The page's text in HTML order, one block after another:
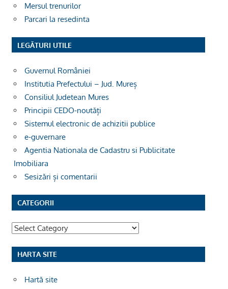
Mersul trenurilor
Parcari la resedinta
LEGĂTURI UTILE
Guvernul României
Institutia Prefectului – Jud. Mureș
Consiliul Judetean Mures
Principii CEDO-noutăți
Sistemul electronic de achizitii publice
e-guvernare
Agentia Nationala de Cadastru si Publicitate
Imobiliara
Sesizări și comentarii
CATEGORII
Categorii
HARTA SITE
Hartă site